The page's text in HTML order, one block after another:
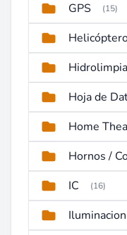
GPS (15)
Hoja de
Home
Hornos /
IC (16)